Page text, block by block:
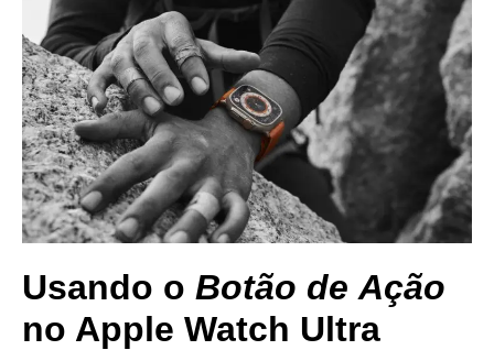
Usando o Botão de Ação
no Apple Watch Ultra